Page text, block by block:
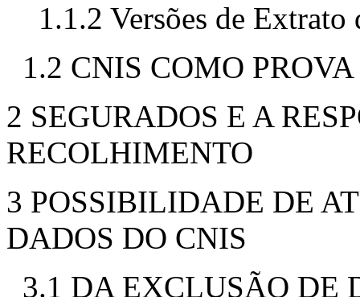
1.1.2 Versões de
1.2 CNIS COMO
2 SEGURADOS E A
RECOLHIMENTO
3 POSSIBILIDADE DE
DADOS DO CNIS
3.1 DA EXCLUSÃO DE